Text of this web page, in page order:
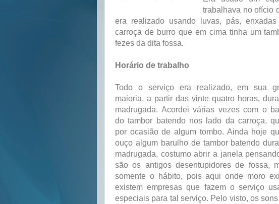
trabalhava no ofício
era realizado usando luvas, pás,
carroça de burro que em cima tinha um
fezes da dita fossa.
Horário de trabalho
Todo o serviço era realizado, em sua
maioria, a partir das vinte quatro horas,
madrugada. Acordei várias vezes com o
do tambor batendo nos lado da carroça,
por ocasião de algum tombo. Ainda hoje
ouço algum barulho de tambor batendo
madrugada, costumo abrir a janela
são os antigos desentupidores de fossa,
somente o hábito, pois aqui onde moro
existem empresas que fazem o serviço
especiais para tal serviço. Pelo visto, os